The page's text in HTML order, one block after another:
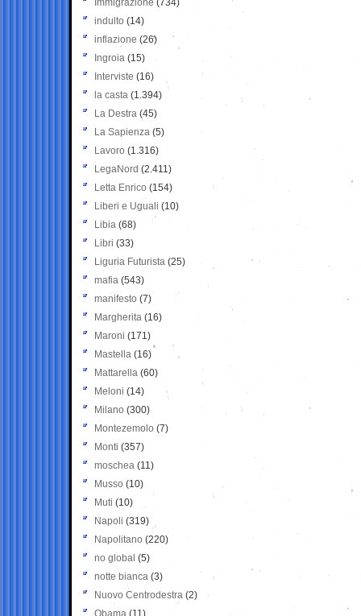
Immigrazione (734)
indulto (14)
inflazione (26)
Ingroia (15)
Interviste (16)
la casta (1.394)
La Destra (45)
La Sapienza (5)
Lavoro (1.316)
LegaNord (2.411)
Letta Enrico (154)
Liberi e Uguali (10)
Libia (68)
Libri (33)
Liguria Futurista (25)
mafia (543)
manifesto (7)
Margherita (16)
Maroni (171)
Mastella (16)
Mattarella (60)
Meloni (14)
Milano (300)
Montezemolo (7)
Monti (357)
moschea (11)
Musso (10)
Muti (10)
Napoli (319)
Napolitano (220)
no global (5)
notte bianca (3)
Nuovo Centrodestra (2)
Obama (11)